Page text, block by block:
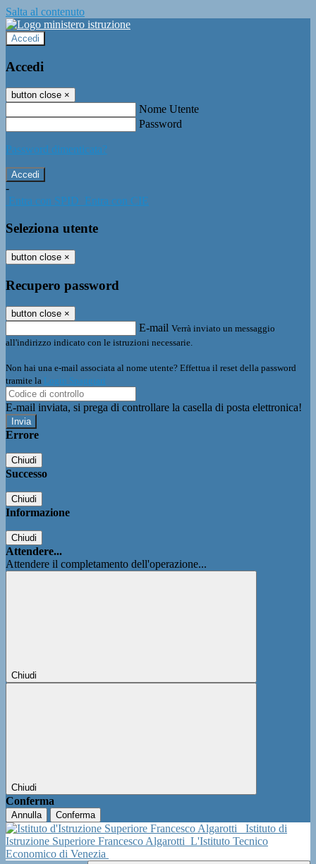
Salta al contenuto
Accedi
Accedi
button close ×
Nome Utente
Password
Password dimenticata?
-
Entra con SPID Entra con CIE
Seleziona utente
button close ×
Recupero password
button close ×
E-mail Verrà inviato un messaggio
all'indirizzo indicato con le istruzioni necessarie.
Non hai una e-mail associata al nome utente? Effettua il reset della password
tramite la Login Spaggiari
E-mail inviata, si prega di controllare la casella di posta elettronica!
Errore
Chiudi
Successo
Chiudi
Informazione
Chiudi
Attendere...
Attendere il completamento dell'operazione...
Chiudi
Chiudi
Conferma
Annulla Conferma
Istituto di
Istruzione Superiore Francesco Algarotti L'Istituto Tecnico
Economico di Venezia